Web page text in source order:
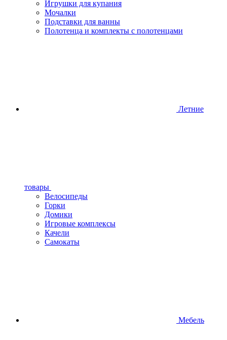
Игрушки для купания
Мочалки
Подставки для ванны
Полотенца и комплекты с полотенцами
Летние
товары
Велосипеды
Горки
Домики
Игровые комплексы
Качели
Самокаты
Мебель